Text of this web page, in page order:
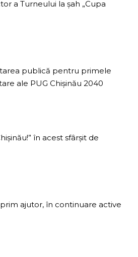
a Turneului la șah „Cupa
publică pentru primele
ale PUG Chișinău 2040
în acest sfârșit de
ajutor, în continuare active